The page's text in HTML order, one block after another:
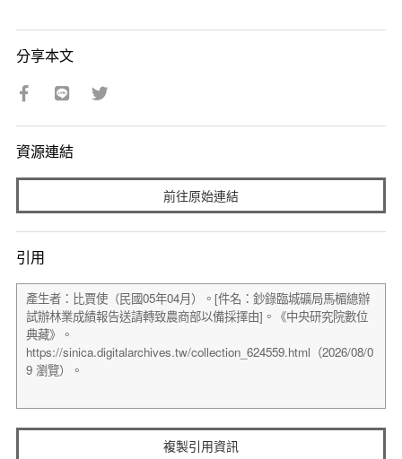
分享本文
資源連結
前往原始連結
引用
複製引用資訊